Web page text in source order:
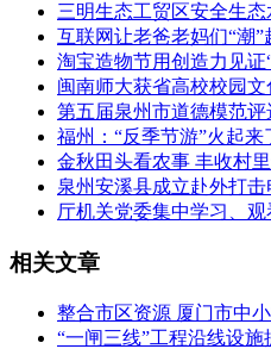
三明生态工贸区安全生
互联网让老爸老妈们“潮”
淘宝造物节用创造力见证
闽南师大获省高校校园
第五届泉州市道德模范
福州：“反季节游”火起来
金秋田头看农事 丰收村
泉州安溪县成立赴外打
厅机关党委集中学习、
相关文章
整合市区资源 厦门市中
“一闸三线”工程沿线设